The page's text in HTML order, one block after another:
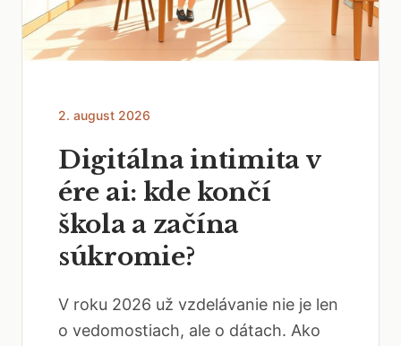
2. august 2026
Digitálna intimita v
ére ai: kde končí
škola a začína
súkromie?
V roku 2026 už vzdelávanie nie je len
o vedomostiach, ale o dátach. Ako